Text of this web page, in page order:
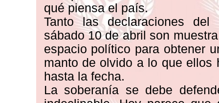
qué piensa el país.
Tanto las declaraciones
sábado 10 de abril son
espacio político para obtener
manto de olvido a lo que ellos
hasta la fecha.
La soberanía se debe